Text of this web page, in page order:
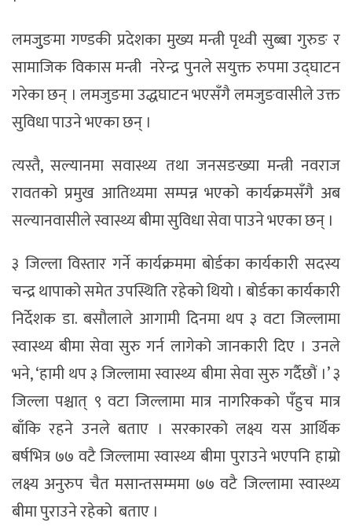
लमजुुङमा गण्डकी प्रदेशका मुख्य मन्त्री पृथ्वी सुब्बा गुरुङ र
सामाजिक विकास मन्त्री नरेन्द्र पुनले सयुक्त रुपमा उद्घाटन
गरेका छन् । लमजुङमा उद्धघाटन भएसँगै लमजुङवासीले उक्त
सुविधा पाउने भएका छन् ।
त्यस्तै, सल्यानमा सवास्थ्य तथा जनसङख्या मन्त्री नवराज
रावतको प्रमुख आतिथ्यमा सम्पन्न भएको कार्यक्रमसँगै अब
सल्यानवासीले स्वास्थ्य बीमा सुविधा सेवा पाउने भएका छन् ।
३ जिल्ला विस्तार गर्ने कार्यक्रममा बोर्डका कार्यकारी सदस्य
चन्द्र थापाको समेत उपस्थिति रहेको थियो । बोर्डका कार्यकारी
निर्देशक डा. बसौलाले आगामी दिनमा थप ३ वटा जिल्लामा
स्वास्थ्य बीमा सेवा सुरु गर्न लागेको जानकारी दिए । उनले
भने, ‘हामी थप ३ जिल्लामा स्वास्थ्य बीमा सेवा सुरु गर्दैछौं ।’ ३
जिल्ला पश्चात् ९ वटा जिल्लामा मात्र नागरिकको पँहुच मात्र
बाँकि रहने उनले बताए । सरकारको लक्ष्य यस आर्थिक
बर्षभित्र ७७ वटै जिल्लामा स्वास्थ्य बीमा पुराउने भएपनि हाम्रो
लक्ष्य अनुरुप चैत मसान्तसम्ममा ७७ वटै जिल्लामा स्वास्थ्य
बीमा पुराउने रहेको बताए ।